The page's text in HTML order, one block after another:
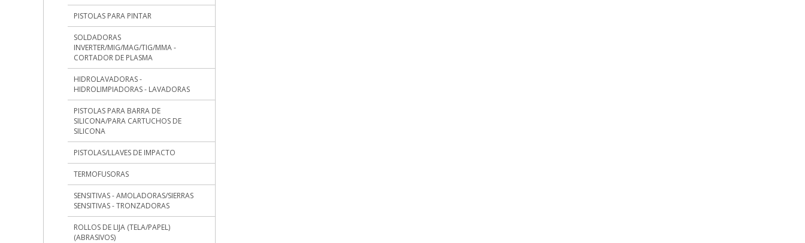
PISTOLAS PARA PINTAR
SOLDADORAS
INVERTER/MIG/MAG/TIG/MMA -
CORTADOR DE PLASMA
HIDROLAVADORAS -
HIDROLIMPIADORAS - LAVADORAS
PISTOLAS PARA BARRA DE
SILICONA/PARA CARTUCHOS DE
SILICONA
PISTOLAS/LLAVES DE IMPACTO
TERMOFUSORAS
SENSITIVAS - AMOLADORAS/SIERRAS
SENSITIVAS - TRONZADORAS
ROLLOS DE LIJA (TELA/PAPEL)
(ABRASIVOS)